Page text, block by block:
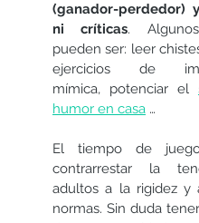
(ganador-perdedor)
ni críticas.
pueden ser: leer
ejercicios de
mímica, potenciar el
humor en casa …
El tiempo de
contrarrestar la
adultos a la rigidez y
normas. Sin duda